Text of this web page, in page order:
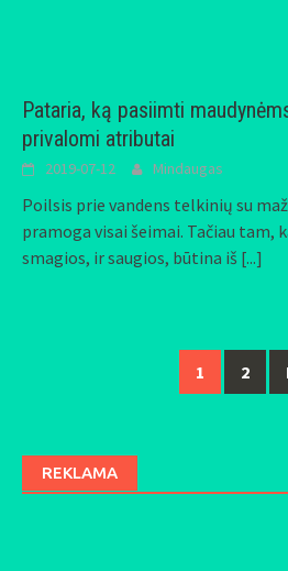
Pataria, ką pasiimti
privalomi atributai
2019-07-12 Mindaugas
Poilsis prie vandens telkinių su
pramoga visai šeimai. Tačiau tam,
smagios, ir saugios, būtina iš [...]
1 2
REKLAMA